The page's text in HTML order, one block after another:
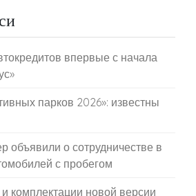
впервые с начала
парков 2026»: известны
объявили о сотрудничестве в
с пробегом
комплектации новой версии